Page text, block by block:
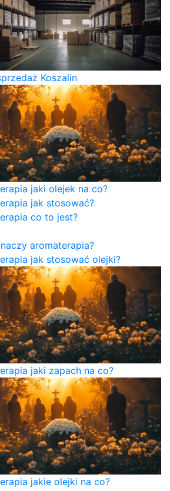
Koszalin
jaki olejek na co?
jak stosować?
co to jest?
aromaterapia?
jak stosować olejki?
jaki zapach na co?
jakie olejki na co?